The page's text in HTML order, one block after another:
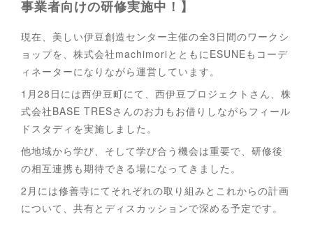
事業者向けの研修実施中！】
現在、美しい伊豆創造センター主催の全3日間のワークシ
ョップを、株式会社machimoriとともにESUNEもコーデ
ィネーターになりながら運営しています。
1月28日には西伊豆町にて、西伊豆プロジェクトさん、株
式会社BASE TRESさんのお力もお借りしながらフィール
ドスタディを実施しました。
他地域から学び、そして学び合う機会は重要で、研修後
の相互連携も期待できる場になってきました。
2月には修善寺にてそれぞれの取り組みとこれからの計画
について、共有とディスカッションで深める予定です。